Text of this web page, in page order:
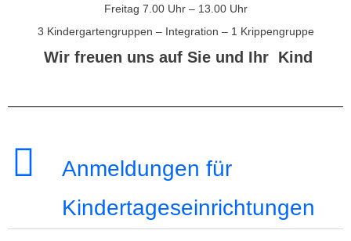
Freitag 7.00 Uhr – 13.00 Uhr
3 Kindergartengruppen – Integration – 1 Krippengruppe
Wir freuen uns auf Sie und Ihr Kind
Anmeldungen für
Kindertageseinrichtungen